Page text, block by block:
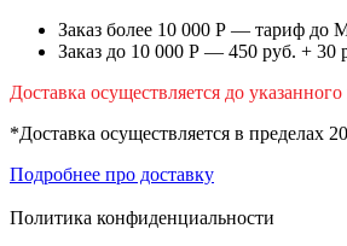
Заказ более 10 000 Р — тариф до
Заказ до 10 000 Р — 450 руб. + 30
Доставка осуществляется до
*Доставка осуществляется в пределах
Подробнее про доставку
Политика конфиденциальности